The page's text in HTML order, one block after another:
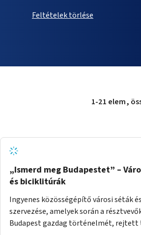
Feltételek törlése
1-21 elem,
„Ismerd meg Budapestet” –
és biciklitúrák
Ingyenes közösségépítő városi séták
szervezése, amelyek során a
Budapest gazdag történelmét,